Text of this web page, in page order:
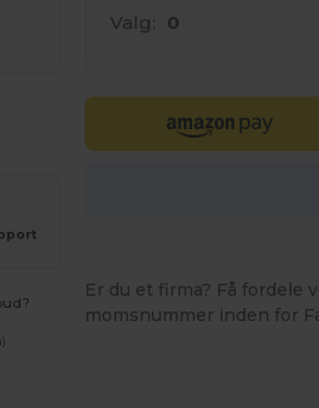
Valg: 0
Er du et firma? Få fordele
momsnummer inden for